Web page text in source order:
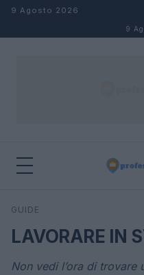
Salta al contenuto
9 Agosto 2026
9
Cerca
GUIDE
LAVORARE IN
Non vedi l’ora di